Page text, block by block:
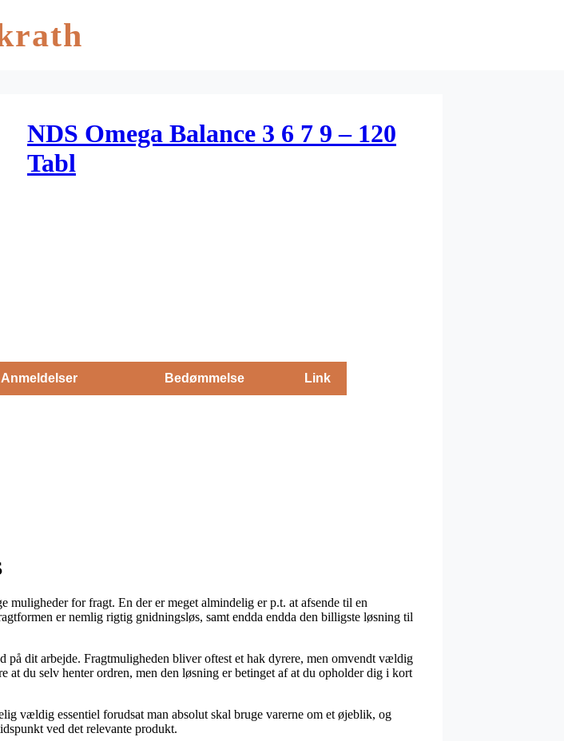
NDS Omega Balance 3 6 7 9 – 120
Tabl
Anmeldelser Bedømmelse Link
for fragt. En der er meget almindelig er p.t. at afsende til en
er nemlig rigtig gnidningsløs, samt endda endda den billigste løsning til
dit arbejde. Fragtmuligheden bliver oftest et hak dyrere, men omvendt vældig
du selv henter ordren, men den løsning er betinget af at du opholder dig i kort
vældig essentiel forudsat man absolut skal bruge varerne om et øjeblik, og
ved det relevante produkt.